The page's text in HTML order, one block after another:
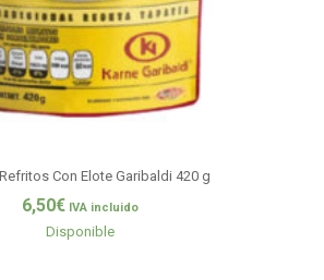
Con Elote Garibaldi 420 g
6,50€ IVA incluido
Disponible